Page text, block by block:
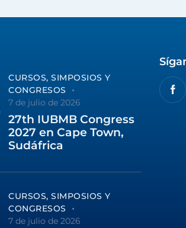
CURSOS, SIMPOSIOS Y
CONGRESOS
7 de julio de 2026
27th IUBMB Congress
2027 en Cape Town,
Sudáfrica
CURSOS, SIMPOSIOS Y
CONGRESOS
7 de julio de 2026